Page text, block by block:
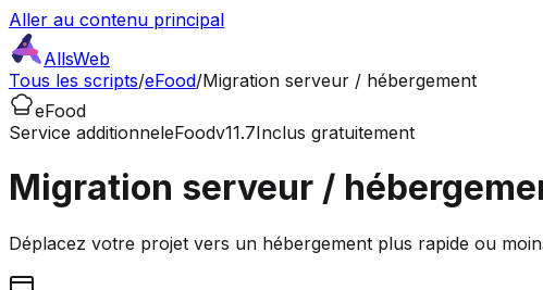
Aller au contenu principal
AllsWeb
Tous les scripts/eFood/Migration serveur / hébergement
eFood
Service additionneleFoodv11.7Inclus gratuitement
Migration serveur /
Déplacez votre projet vers un hébergement plus rapide ou